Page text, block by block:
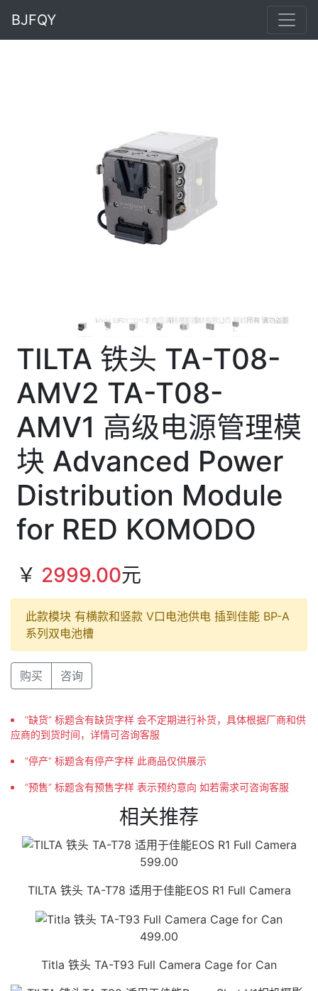
BJFQY
TILTA 铁头 TA-T08-
AMV2 TA-T08-
AMV1 高级电源管理模
块 Advanced Power
Distribution Module
for RED KOMODO
￥ 2999.00元
此款模块 有横款和竖款 V口电池供电 插到佳能 BP-A
系列双电池槽
购买 咨询
“缺货” 标题含有缺货字样 会不定期进行补货，具体根据厂商和供
应商的到货时间，详情可咨询客服
“停产” 标题含有停产字样 此商品仅供展示
“预售” 标题含有预售字样 表示预约意向 如若需求可咨询客服
相关推荐
599.00
TILTA 铁头 TA-T78 适用于佳能EOS R1 Full Camera
499.00
Titla 铁头 TA-T93 Full Camera Cage for Can